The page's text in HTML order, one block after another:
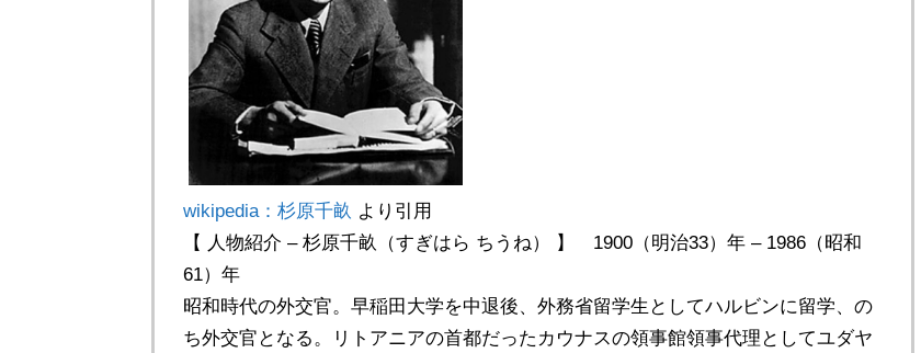
wikipedia：杉原千畝 より引用
【 人物紹介 – 杉原千畝（すぎはら ちうね） 】 1900（明治33）年 – 1986（昭和
61）年
昭和時代の外交官。早稲田大学を中退後、外務省留学生としてハルビンに留学、の
ち外交官となる。リトアニアの首都だったカウナスの領事館領事代理としてユダヤ